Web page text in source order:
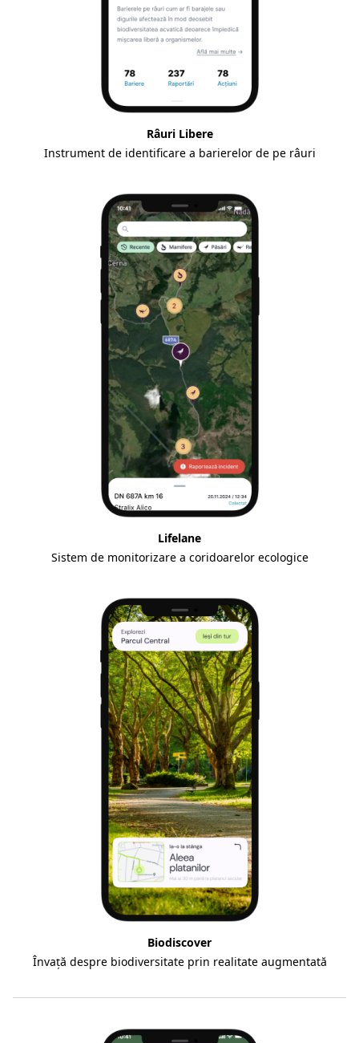
Râuri Libere
Instrument de identificare a barierelor de pe râuri
Lifelane
Sistem de monitorizare a coridoarelor ecologice
Biodiscover
Învață despre biodiversitate prin realitate augmentată